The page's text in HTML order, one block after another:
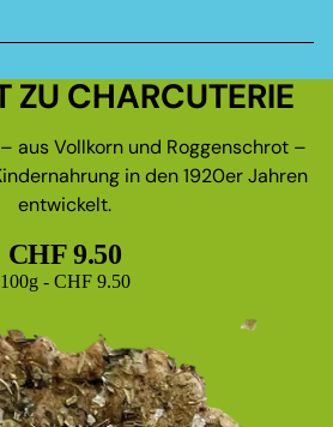
ZU CHARCUTERIE
aus Vollkorn und Roggenschrot –
in den 1920er Jahren
entwickelt.
CHF 9.50
Grundpreis
100g - CHF 9.50